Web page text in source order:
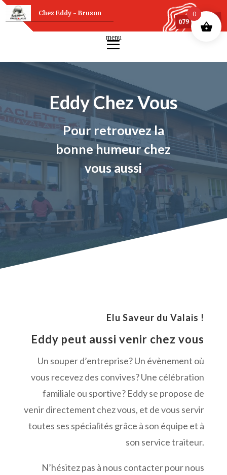
Chez Eddy - Bruson
079 607 75 88
Eddy Chez Vous
Pour retrouvez la
bonne humeur chez
vous aussi
Elu Saveur du Valais !
Eddy peut aussi venir chez vous
Un souper d’entreprise? Un évènement où
vous recevez des convives? Une célébration
familiale ou sportive? Eddy se propose de
venir directement chez vous, et de vous servir
toutes ses spécialités grâce à son équipe et à
son service traiteur.
N’hésitez pas à nous contacter pour nous
0